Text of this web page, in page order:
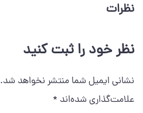
نظرات
نظر خود را ثبت کنید
نشانی ایمیل شما منتشر نخواهد شد.
علامت‌گذاری شده‌اند *